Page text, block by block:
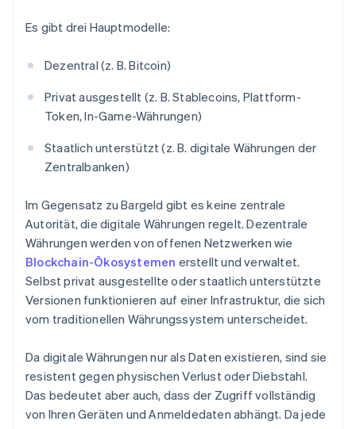
Es gibt drei Hauptmodelle:
Dezentral (z. B. Bitcoin)
Privat ausgestellt (z. B. Stablecoins, Plattform-
Token, In-Game-Währungen)
Staatlich unterstützt (z. B. digitale Währungen der
Zentralbanken)
Im Gegensatz zu Bargeld gibt es keine zentrale
Autorität, die digitale Währungen regelt. Dezentrale
Währungen werden von offenen Netzwerken wie
Blockchain-Ökosystemen erstellt und verwaltet.
Selbst privat ausgestellte oder staatlich unterstützte
Versionen funktionieren auf einer Infrastruktur, die sich
vom traditionellen Währungssystem unterscheidet.
Da digitale Währungen nur als Daten existieren, sind sie
resistent gegen physischen Verlust oder Diebstahl.
Das bedeutet aber auch, dass der Zugriff vollständig
von Ihren Geräten und Anmeldedaten abhängt. Da jede